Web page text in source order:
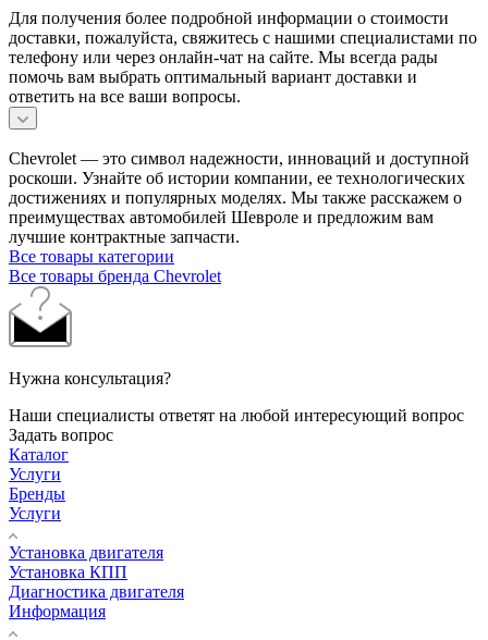
Для получения более подробной информации о стоимости
доставки, пожалуйста, свяжитесь с нашими специалистами по
телефону или через онлайн-чат на сайте. Мы всегда рады
помочь вам выбрать оптимальный вариант доставки и
ответить на все ваши вопросы.
Chevrolet — это символ надежности, инноваций и доступной
роскоши. Узнайте об истории компании, ее технологических
достижениях и популярных моделях. Мы также расскажем о
преимуществах автомобилей Шевроле и предложим вам
лучшие контрактные запчасти.
Все товары категории
Все товары бренда Chevrolet
Нужна консультация?
Наши специалисты ответят на любой интересующий вопрос
Задать вопрос
Каталог
Услуги
Бренды
Услуги
Установка двигателя
Установка КПП
Диагностика двигателя
Информация